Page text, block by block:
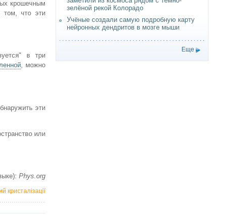
крошечным
том, что эти
в три
, можно
эти
или
Phys.org
кристалізації
зелёной рекой Колорадо
Учёные создали самую подробную карту
нейронных дендритов в мозге мыши
Еще